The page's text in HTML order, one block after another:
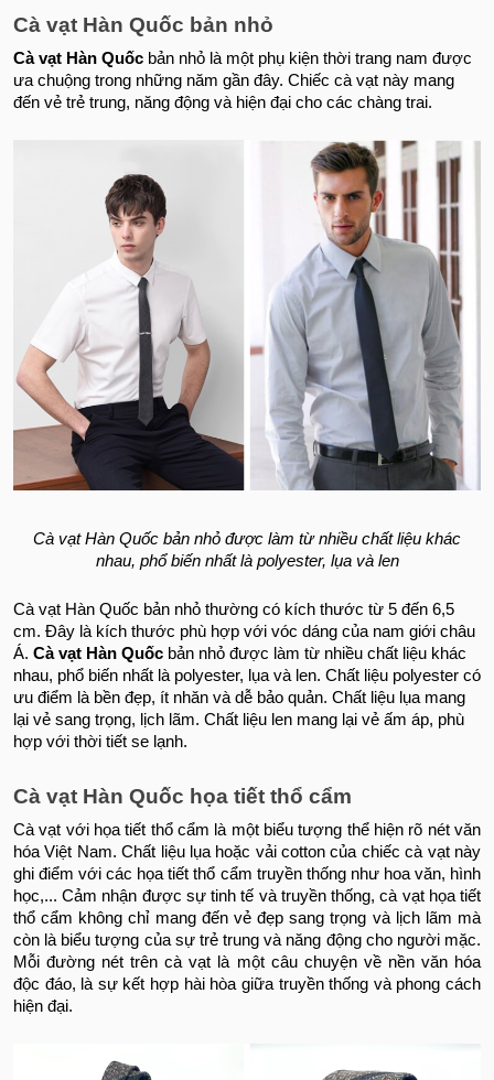
Cà vạt Hàn Quốc bản nhỏ
Cà vạt Hàn Quốc bản nhỏ là một phụ kiện thời trang nam được
ưa chuộng trong những năm gần đây. Chiếc cà vạt này mang
đến vẻ trẻ trung, năng động và hiện đại cho các chàng trai.
Cà vạt Hàn Quốc bản nhỏ được làm từ nhiều chất liệu khác
nhau, phổ biến nhất là polyester, lụa và len
Cà vạt Hàn Quốc bản nhỏ thường có kích thước từ 5 đến 6,5
cm. Đây là kích thước phù hợp với vóc dáng của nam giới châu
Á. Cà vạt Hàn Quốc bản nhỏ được làm từ nhiều chất liệu khác
nhau, phổ biến nhất là polyester, lụa và len. Chất liệu polyester có
ưu điểm là bền đẹp, ít nhăn và dễ bảo quản. Chất liệu lụa mang
lại vẻ sang trọng, lịch lãm. Chất liệu len mang lại vẻ ấm áp, phù
hợp với thời tiết se lạnh.
Cà vạt Hàn Quốc họa tiết thổ cẩm
Cà vạt với họa tiết thổ cẩm là một biểu tượng thể hiện rõ nét văn
hóa Việt Nam. Chất liệu lụa hoặc vải cotton của chiếc cà vạt này
ghi điểm với các họa tiết thổ cẩm truyền thống như hoa văn, hình
học,... Cảm nhận được sự tinh tế và truyền thống, cà vạt họa tiết
thổ cẩm không chỉ mang đến vẻ đẹp sang trọng và lịch lãm mà
còn là biểu tượng của sự trẻ trung và năng động cho người mặc.
Mỗi đường nét trên cà vạt là một câu chuyện về nền văn hóa
độc đáo, là sự kết hợp hài hòa giữa truyền thống và phong cách
hiện đại.